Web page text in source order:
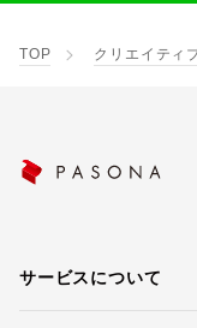
TOP クリエイティ
サービスについて